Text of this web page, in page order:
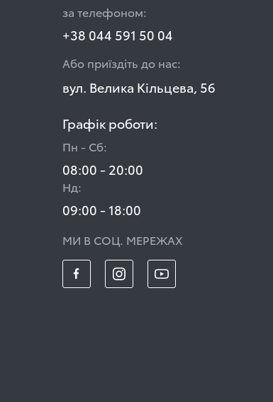
за телефоном:
+38 044 591 50 04
Або приїздіть до нас:
вул. Велика Кільцева, 56
Графік роботи:
Пн - Сб:
08:00 - 20:00
Нд:
09:00 - 18:00
МИ В СОЦ. МЕРЕЖАХ